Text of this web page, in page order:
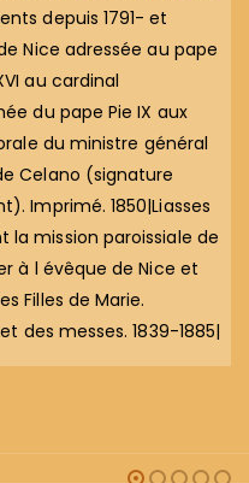
depuis 1791- et
Nice adressée au pape
au cardinal
du pape Pie IX aux
du ministre général
Celano (signature
Imprimé. 1850|Liasses
mission paroissiale de
à l évêque de Nice et
Filles de Marie.
des messes. 1839-1885|